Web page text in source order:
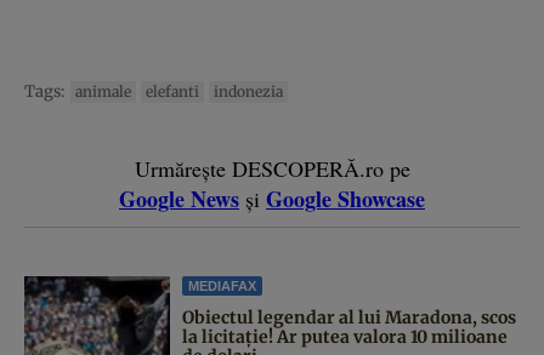
Tags: animale elefanti indonezia
Urmărește DESCOPERĂ.ro pe
Google News și Google Showcase
MEDIAFAX
Obiectul legendar al lui Maradona, scos
la licitație! Ar putea valora 10 milioane